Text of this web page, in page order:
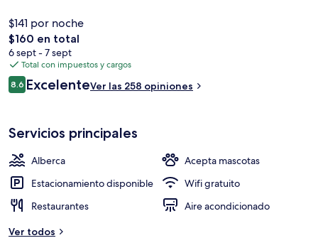
snack bar o deli.
$141 por noche
El
precio
total
es
de
$160 en total
6 sept - 7 sept
Total con impuestos y cargos
Opiniones
8.68.6 de 10,
ExcelenteVer las 258 opiniones
Servicios principales
Alberca
Acepta mascotas
Estacionamiento disponible
Wifi gratuito
Restaurantes
Aire acondicionado
Ver todos